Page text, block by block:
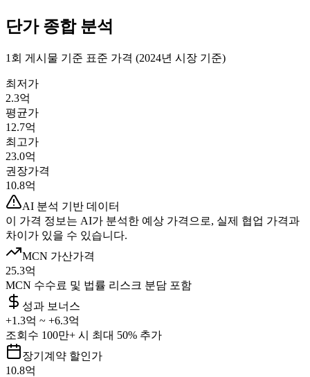
단가종합 분석
1회 게시물 기준 표준 가격 (2024년 시장 기준)
최저가
2.3억
평균가
12.7억
최고가
23.0억
권장가격
10.8억
AI 분석 기반 데이터
이 가격 정보는 AI가 분석한 예상 가격으로, 실제 협업 가격과
차이가 있을 수 있습니다.
MCN 가산가격
25.3억
MCN 수수료 및 법률 리스크 분담 포함
성과 보너스
+1.3억 ~ +6.3억
조회수 100만+ 시 최대 50% 추가
장기계약 할인가
10.8억